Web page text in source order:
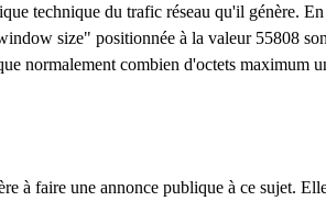
technique du trafic réseau qu'il génère.
size" positionnée à la valeur 55808
normalement combien d'octets maximum
à faire une annonce publique à ce sujet.